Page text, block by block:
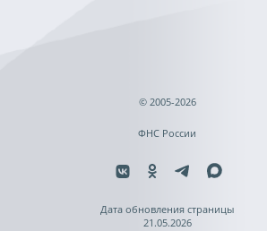
© 2005-2026
ФНС России
Дата обновления страницы
21.05.2026